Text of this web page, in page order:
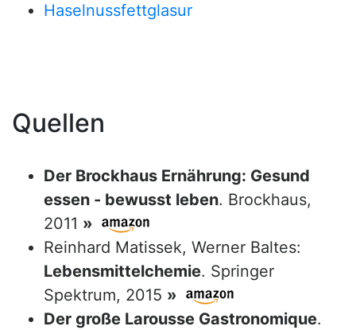
Haselnussfettglasur
Quellen
Der Brockhaus Ernährung: Gesund
essen - bewusst leben. Brockhaus,
2011 »
Reinhard Matissek, Werner Baltes:
Lebensmittelchemie. Springer
Spektrum, 2015 »
Der große Larousse Gastronomique.